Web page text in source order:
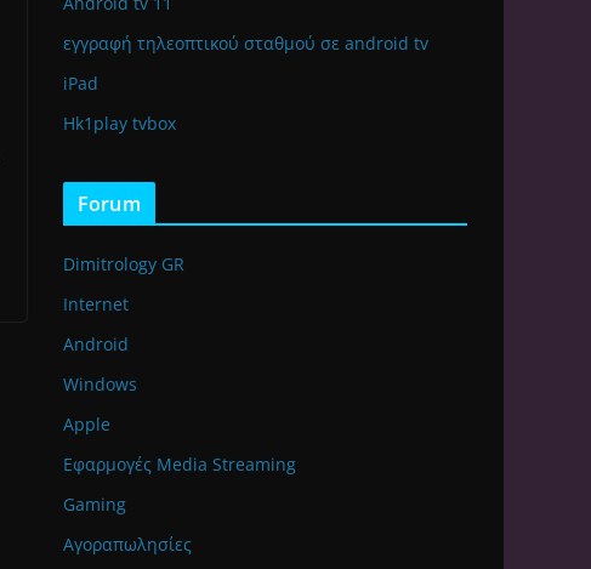
εγγραφή τηλεοπτικού σταθμού σε android tv
iPad
Hk1play tvbox
Forum
Dimitrology GR
Internet
Android
Windows
Apple
Εφαρμογές Media Streaming
Gaming
Αγοραπωλησίες